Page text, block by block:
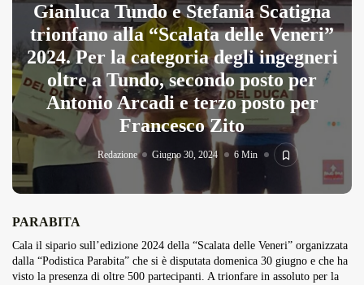
Iosonouncane A Lecce: Concerto Acustico...
Luglio 17, 2026 13 Min
Tarantarte Al Festival De Fès...
Giugno 4, 2026 15 Min
Gianluca Tundo e Stefania Scatigna
trionfano alla “Scalata delle Veneri”
2024. Per la categoria degli ingegneri
oltre a Tundo, secondo posto per
Antonio Arcadi e terzo posto per
Francesco Zito
Redazione Giugno 30, 2024 6 Min
PARABITA
Cala il sipario sull’edizione 2024 della “Scalata delle Veneri” organizzata
dalla “Podistica Parabita” che si è disputata domenica 30 giugno e che ha
visto la presenza di oltre 500 partecipanti. A trionfare in assoluto per la